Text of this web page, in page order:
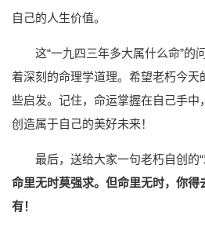
自己的人生价值。
这“一九四三年多大属什么命”的
着深刻的命理学道理。希望老朽今天
些启发。记住，命运掌握在自己手中
创造属于自己的美好未来！
最后，送给大家一句老朽自创的“
命里无时莫强求。但命里无时，你得
有！